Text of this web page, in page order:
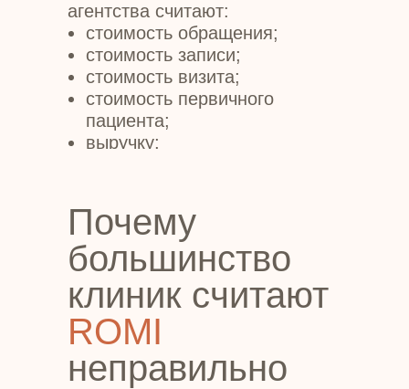
агентства считают:
стоимость обращения;
стоимость записи;
стоимость визита;
стоимость первичного
пациента;
выручку;
Почему
большинство
клиник считают
ROMI
неправильно